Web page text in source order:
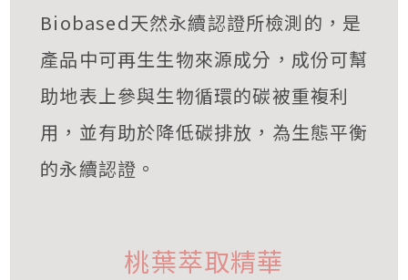
Biobased天然永續認證所檢測的，是
產品中可再生生物來源成分，成份可幫
助地表上參與生物循環的碳被重複利
用，並有助於降低碳排放，為生態平衡
的永續認證。
桃葉萃取精華